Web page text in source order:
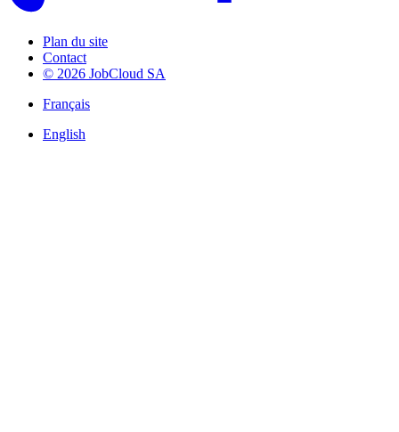
Plan du site
Contact
© 2026 JobCloud SA
Français
English